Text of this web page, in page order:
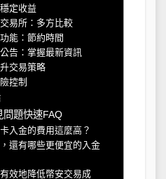
定收益
易所：多方比較
能：節約時間
告：掌握最新資訊
交易策略
控制
問題快速FAQ
入金的費用這麼高？
還有哪些更便宜的入金
效地降低幣安交易成